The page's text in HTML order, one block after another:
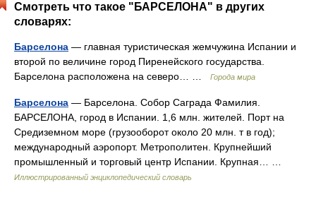
Смотреть что такое "БАРСЕЛОНА" в других
словарях:
Барселона — главная туристическая жемчужина Испании и
второй по величине город Пиренейского государства.
Барселона расположена на северо… …
Города мира
Барселона — Барселона. Собор Саграда Фамилия.
БАРСЕЛОНА, город в Испании. 1,6 млн. жителей. Порт на
Средиземном море (грузооборот около 20 млн. т в год);
международный аэропорт. Метрополитен. Крупнейший
промышленный и торговый центр Испании. Крупная… …
Иллюстрированный энциклопедический словарь